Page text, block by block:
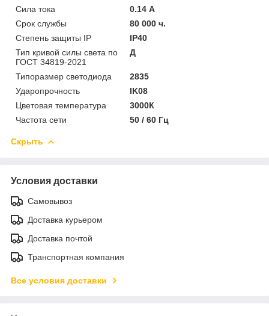
Сила тока
0.14 А
Срок службы
80 000 ч.
Степень защиты IP
IP40
Тип кривой силы света по
ГОСТ 34819-2021
Д
Типоразмер светодиода
2835
Ударопрочность
IK08
Цветовая температура
3000К
Частота сети
50 / 60 Гц
Скрыть
Условия доставки
Самовывоз
Доставка курьером
Доставка почтой
Транспортная компания
Все условия доставки